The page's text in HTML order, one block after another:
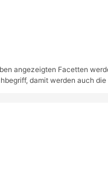
angezeigten Facetten
damit werden auch